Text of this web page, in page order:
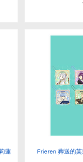
蓮
Frieren 葬送的